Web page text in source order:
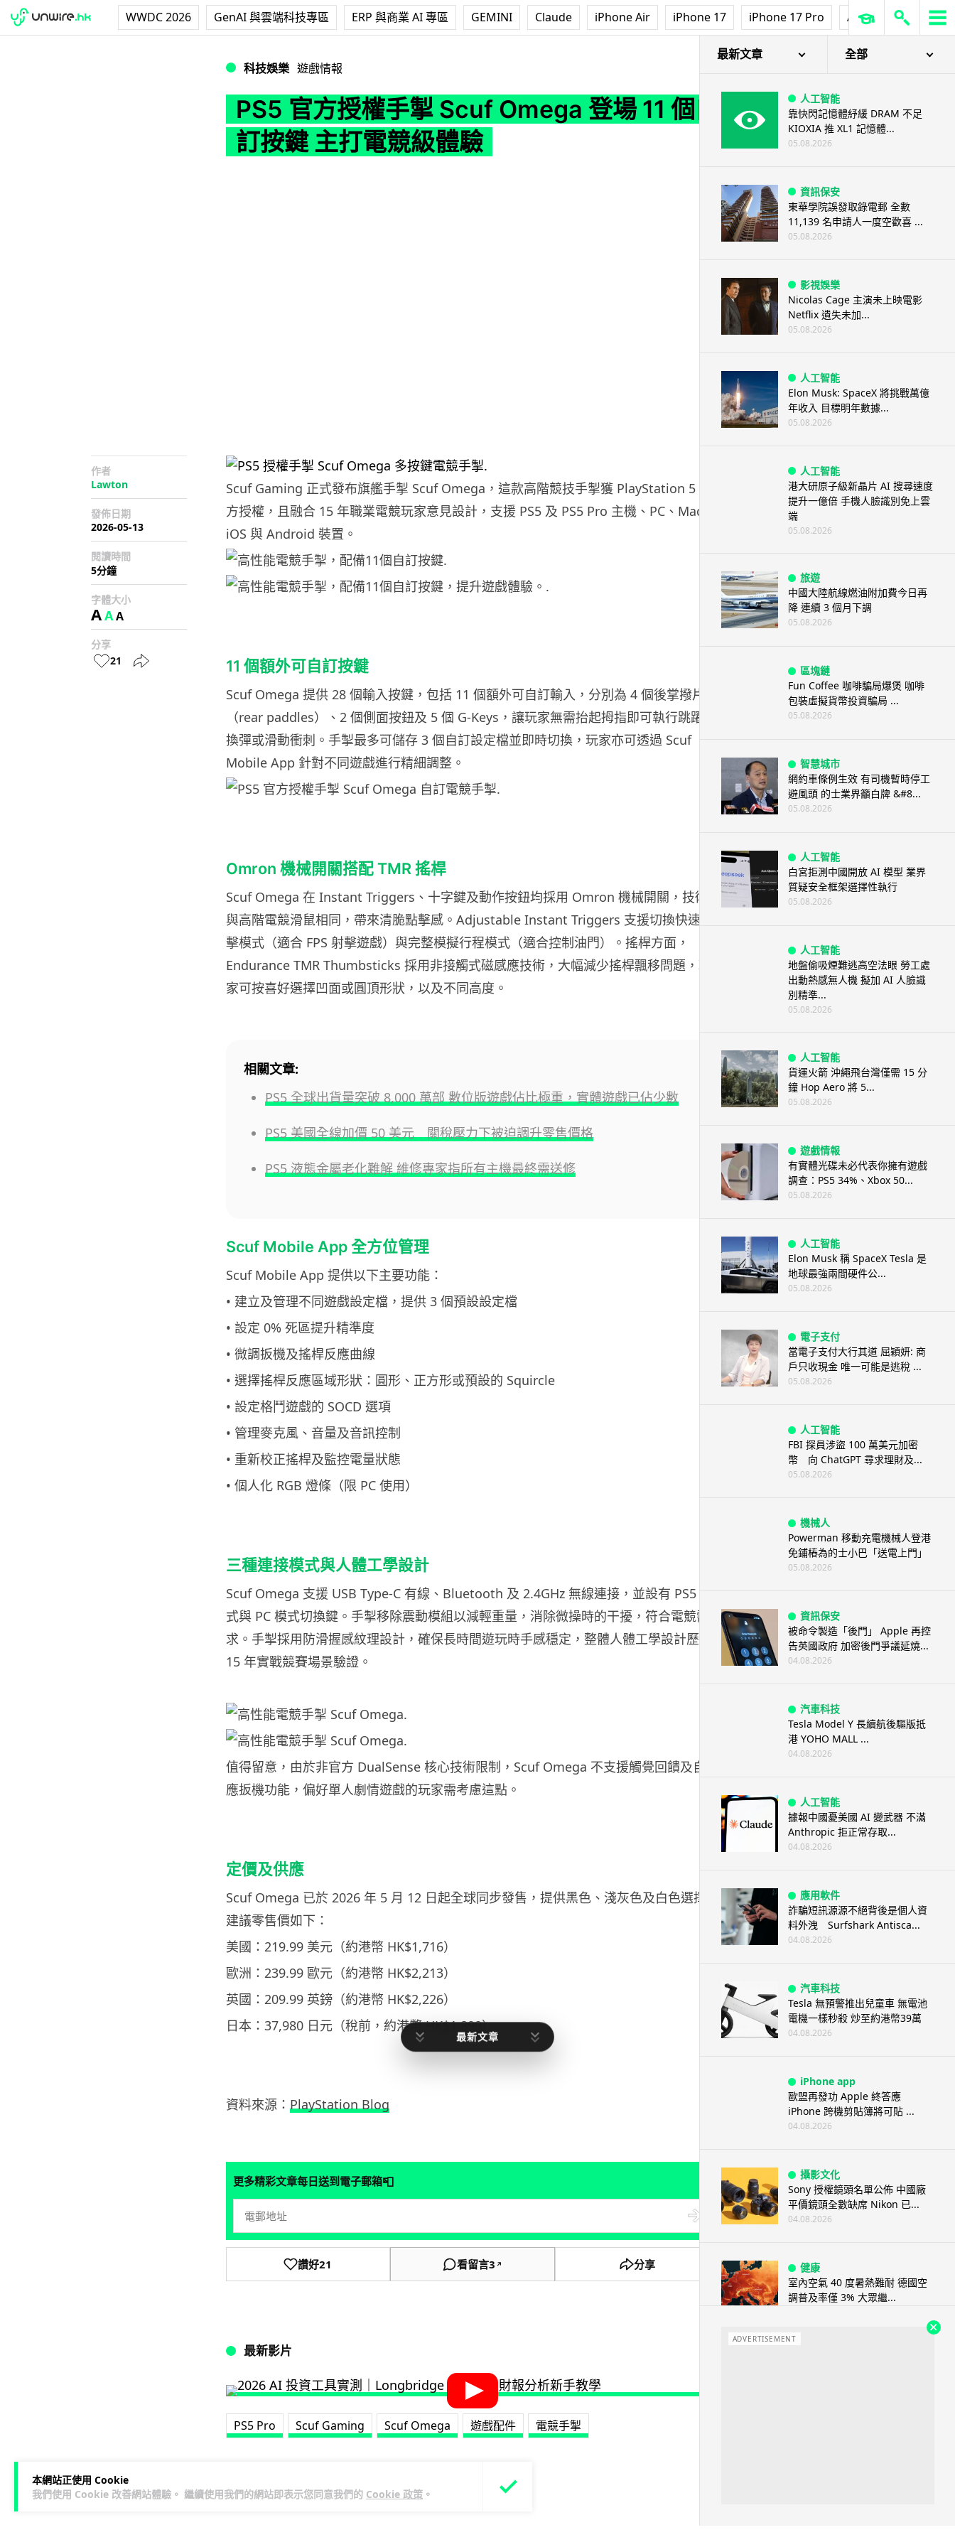
WWDC 2026 GenAI 與雲端科技專區 ERP 與商業 AI 專區 GEMINI Claude iPhone Air iPhone 17 iPhone 17 Pro AirPods Pro 3
本網站正使用 Cookie
我們使用 Cookie 改善網站體驗。 繼續使用我們的網站即表示您同意我們的 Cookie 政策 。
科技娛樂 遊戲情報
PS5 官方授權手掣 Scuf Omega 登場 11 個自
訂按鍵 主打電競級體驗
作者
Lawton
發佈日期
2026-05-13
閱讀時間
5分鐘
字體大小
AAA
分享
21
Scuf Gaming 正式發布旗艦手掣 Scuf Omega，這款高階競技手掣獲 PlayStation 5 官
方授權，且融合 15 年職業電競玩家意見設計，支援 PS5 及 PS5 Pro 主機、PC、Mac、
iOS 與 Android 裝置。
11 個額外可自訂按鍵
Scuf Omega 提供 28 個輸入按鍵，包括 11 個額外可自訂輸入，分別為 4 個後掌撥片
（rear paddles）、2 個側面按鈕及 5 個 G-Keys，讓玩家無需抬起拇指即可執行跳躍、
換彈或滑動衝刺。手掣最多可儲存 3 個自訂設定檔並即時切換，玩家亦可透過 Scuf
Mobile App 針對不同遊戲進行精細調整。
Omron 機械開關搭配 TMR 搖桿
Scuf Omega 在 Instant Triggers、十字鍵及動作按鈕均採用 Omron 機械開關，技術
與高階電競滑鼠相同，帶來清脆點擊感。Adjustable Instant Triggers 支援切換快速點
擊模式（適合 FPS 射擊遊戲）與完整模擬行程模式（適合控制油門）。搖桿方面，
Endurance TMR Thumbsticks 採用非接觸式磁感應技術，大幅減少搖桿飄移問題，玩
家可按喜好選擇凹面或圓頂形狀，以及不同高度。
相關文章:
PS5 全球出貨量突破 8,000 萬部 數位版遊戲佔比極重，實體遊戲已佔少數
PS5 美國全線加價 50 美元 關稅壓力下被迫調升零售價格
PS5 液態金屬老化難解 維修專家指所有主機最終需送修
Scuf Mobile App 全方位管理
Scuf Mobile App 提供以下主要功能：
• 建立及管理不同遊戲設定檔，提供 3 個預設設定檔
• 設定 0% 死區提升精準度
• 微調扳機及搖桿反應曲線
• 選擇搖桿反應區域形狀：圓形、正方形或預設的 Squircle
• 設定格鬥遊戲的 SOCD 選項
• 管理麥克風、音量及音訊控制
• 重新校正搖桿及監控電量狀態
• 個人化 RGB 燈條（限 PC 使用）
三種連接模式與人體工學設計
Scuf Omega 支援 USB Type-C 有線、Bluetooth 及 2.4GHz 無線連接，並設有 PS5 模
式與 PC 模式切換鍵。手掣移除震動模組以減輕重量，消除微操時的干擾，符合電競需
求。手掣採用防滑握感紋理設計，確保長時間遊玩時手感穩定，整體人體工學設計歷經
15 年實戰競賽場景驗證。
值得留意，由於非官方 DualSense 核心技術限制，Scuf Omega 不支援觸覺回饋及自適
應扳機功能，偏好單人劇情遊戲的玩家需考慮這點。
定價及供應
Scuf Omega 已於 2026 年 5 月 12 日起全球同步發售，提供黑色、淺灰色及白色選擇，
建議零售價如下：
美國：219.99 美元（約港幣 HK$1,716）
歐洲：239.99 歐元（約港幣 HK$2,213）
英國：209.99 英鎊（約港幣 HK$2,226）
日本：37,980 日元（稅前，約港幣 HK$1,899）
資料來源： PlayStation Blog
更多精彩文章每日送到電子郵箱📮
讚好21 看留言3 ↗ 分享
最新影片
PS5 Pro Scuf Gaming Scuf Omega 遊戲配件 電競手掣
最新文章 全部
人工智能
靠快閃記憶體紓緩 DRAM 不足
KIOXIA 推 XL1 記憶體...
05.08.2026
資訊保安
東華學院誤發取錄電郵 全數
11,139 名申請人一度空歡喜 ...
05.08.2026
影視娛樂
Nicolas Cage 主演未上映電影
Netflix 遺失未加...
05.08.2026
人工智能
Elon Musk: SpaceX 將挑戰萬億
年收入 目標明年數據...
05.08.2026
人工智能
港大研原子級新晶片 AI 搜尋速度
提升一億倍 手機人臉識別免上雲
端
05.08.2026
旅遊
中國大陸航線燃油附加費今日再
降 連續 3 個月下調
05.08.2026
區塊鏈
Fun Coffee 咖啡騙局爆煲 咖啡
包裝虛擬貨幣投資騙局 ...
05.08.2026
智慧城市
網約車條例生效 有司機暫時停工
避風頭 的士業界籲白牌 &#8...
05.08.2026
人工智能
白宮拒測中國開放 AI 模型 業界
質疑安全框架選擇性執行
05.08.2026
人工智能
地盤偷吸煙難逃高空法眼 勞工處
出動熱感無人機 擬加 AI 人臉識
別精準...
05.08.2026
人工智能
貨運火箭 沖繩飛台灣僅需 15 分
鐘 Hop Aero 將 5...
05.08.2026
遊戲情報
有實體光碟未必代表你擁有遊戲
調查：PS5 34%、Xbox 50...
05.08.2026
人工智能
Elon Musk 稱 SpaceX Tesla 是
地球最強兩間硬件公...
05.08.2026
電子支付
當電子支付大行其道 屈穎妍: 商
戶只收現金 唯一可能是逃稅 ...
05.08.2026
人工智能
FBI 探員涉盜 100 萬美元加密
幣 向 ChatGPT 尋求理財及...
05.08.2026
機械人
Powerman 移動充電機械人登港
免鋪樁為的士小巴「送電上門」
05.08.2026
資訊保安
被命令製造「後門」 Apple 再控
告英國政府 加密後門爭議延燒...
04.08.2026
汽車科技
Tesla Model Y 長續航後驅版抵
港 YOHO MALL ...
04.08.2026
人工智能
據報中國憂美國 AI 變武器 不滿
Anthropic 拒正常存取...
04.08.2026
應用軟件
詐騙短訊源源不絕背後是個人資
料外洩 Surfshark Antisca...
04.08.2026
汽車科技
Tesla 無預警推出兒童車 無電池
電機一樣秒殺 炒至約港幣39萬
04.08.2026
iPhone app
歐盟再發功 Apple 終答應
iPhone 跨機剪貼簿將可貼 ...
04.08.2026
攝影文化
Sony 授權鏡頭名單公佈 中國廠
平價鏡頭全數缺席 Nikon 已...
04.08.2026
健康
室內空氣 40 度暑熱難耐 德國空
調普及率僅 3% 大眾繼...
ADVERTISEMENT
最新文章